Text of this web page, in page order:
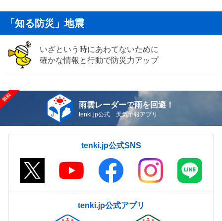
「知る防災」地震
いざという時にあわてないために
確かな情報と行動で防災力アップ
雨雲レーダーで雨を回避！
tenki.jp公式 天気予報アプリ
tenki.jp公式SNS
tenki.jp公式アプリ